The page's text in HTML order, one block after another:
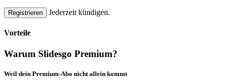
Registrieren Jederzeit kündigen.
Vorteile
Warum Slidesgo Premium?
Weil dein Premium-Abo nicht allein kommt